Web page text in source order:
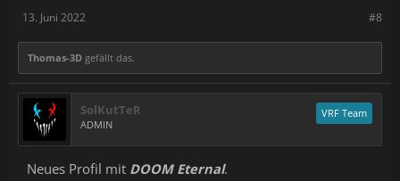
Patreon Page:
If you want to keep up with the discussions and development
please see:
If you want to keep up with the discussions and development
please see:https://www.mtbs3d.com/phpBB/viewtopi...
The video was recorded using ShadowPlay
#8
13. Juni 2022
Thomas-3D gefällt das.
SolKutTeR
ADMIN
VRF Team
Neues Profil mit DOOM Eternal.